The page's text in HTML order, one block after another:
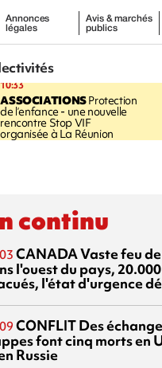
Annonces
légales
Avis & marchés
publics
10:33
ASSOCIATIONSProtection
de l’enfance - une nouvelle
rencontre Stop VIF
organisée à La Réunion
continu
CANADAVaste feu
l'ouest du pays, 20.000
l'état d'urgence
CONFLITDes
font cinq morts en
Russie